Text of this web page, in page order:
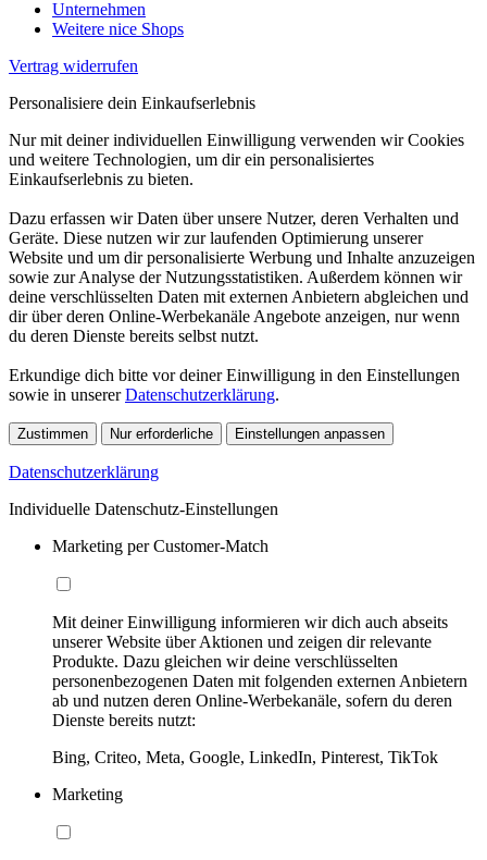
Unternehmen
Weitere nice Shops
Vertrag widerrufen
Personalisiere dein Einkaufserlebnis
Nur mit deiner individuellen Einwilligung verwenden wir Cookies
und weitere Technologien, um dir ein personalisiertes
Einkaufserlebnis zu bieten.
Dazu erfassen wir Daten über unsere Nutzer, deren Verhalten und
Geräte. Diese nutzen wir zur laufenden Optimierung unserer
Website und um dir personalisierte Werbung und Inhalte anzuzeigen
sowie zur Analyse der Nutzungsstatistiken. Außerdem können wir
deine verschlüsselten Daten mit externen Anbietern abgleichen und
dir über deren Online-Werbekanäle Angebote anzeigen, nur wenn
du deren Dienste bereits selbst nutzt.
Erkundige dich bitte vor deiner Einwilligung in den Einstellungen
sowie in unsererDatenschutzerklärung.
Zustimmen Nur erforderliche Einstellungen anpassen
Datenschutzerklärung
Individuelle Datenschutz-Einstellungen
Marketing per Customer-Match
Mit deiner Einwilligung informieren wir dich auch abseits
unserer Website über Aktionen und zeigen dir relevante
Produkte. Dazu gleichen wir deine verschlüsselten
personenbezogenen Daten mit folgenden externen Anbietern
ab und nutzen deren Online-Werbekanäle, sofern du deren
Dienste bereits nutzt:
Bing, Criteo, Meta, Google, LinkedIn, Pinterest, TikTok
Marketing